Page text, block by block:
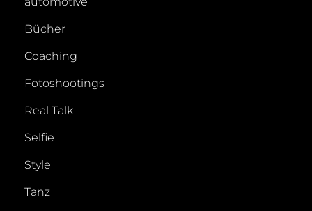
Bücher
Coaching
Fotoshootings
Real Talk
Selfie
Style
Tanz